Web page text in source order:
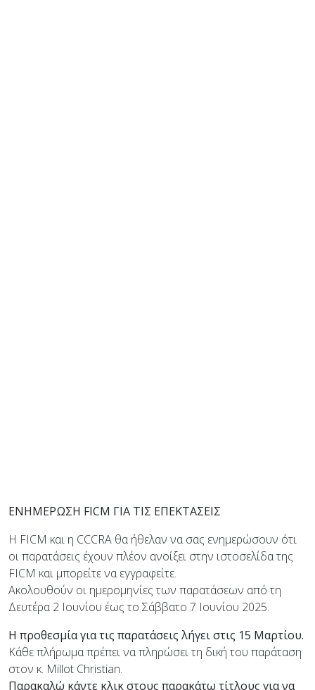
ΕΝΗΜΕΡΩΣΗ FICM ΓΙΑ ΤΙΣ ΕΠΕΚΤΑΣΕΙΣ
Η FICM και η CCCRA θα ήθελαν να σας ενημερώσουν ότι
οι παρατάσεις έχουν πλέον ανοίξει στην ιστοσελίδα της
FICM και μπορείτε να εγγραφείτε.
Ακολουθούν οι ημερομηνίες των παρατάσεων από τη
Δευτέρα 2 Ιουνίου έως το Σάββατο 7 Ιουνίου 2025.
Η προθεσμία για τις παρατάσεις λήγει στις 15 Μαρτίου.
Κάθε πλήρωμα πρέπει να πληρώσει τη δική του παράταση
στον κ. Millot Christian.
Παρακαλώ κάντε κλικ στους παρακάτω τίτλους για να